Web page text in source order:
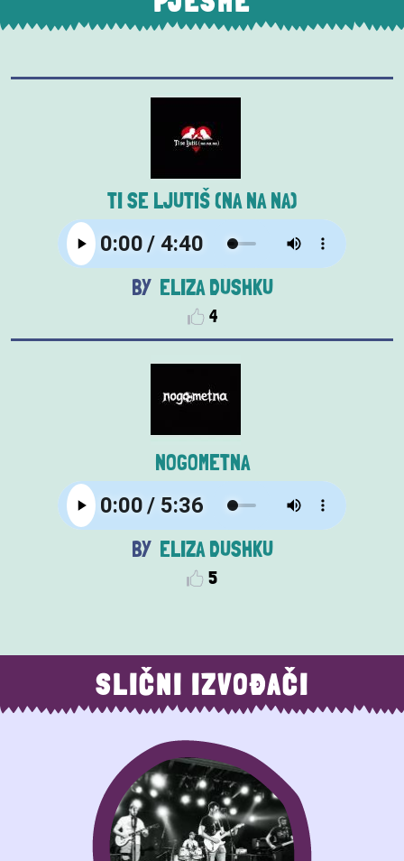
TI SE LJUTIŠ (NA NA NA)
ELIZA DUSHKU
4
NOGOMETNA
ELIZA DUSHKU
5
SLIČNI IZVOĐAČI